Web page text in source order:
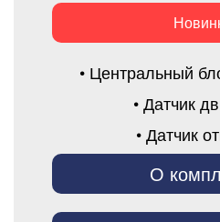
• Центральный
• Датчик
• Датчик
О